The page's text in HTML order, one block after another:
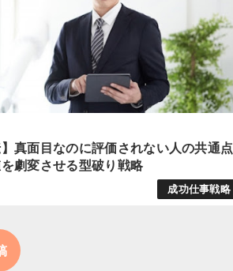
】真面目なのに評価されない人の共通点
を劇変させる型破り戦略
成功仕事戦略